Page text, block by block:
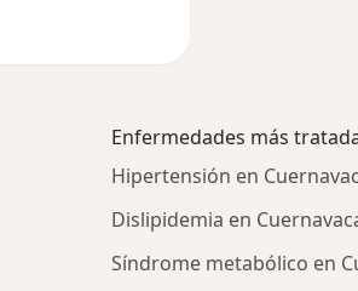
Enfermedades más
Hipertensión en
Dislipidemia en
Síndrome metabólico en